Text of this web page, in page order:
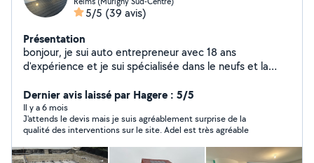
5/5 (39 avis)
Présentation
bonjour, je sui auto entrepreneur avec 18 ans
d'expérience et je sui spécialisée dans le neufs et la
les jours de la semaine, devis et déplacement gratuit et
n'hésite pour plus de renseignements à très bientôt .
Dernier avis laissé par Hagere : 5/5
Il y a 6 mois
J'attends le devis mais je suis agréablement surprise de la
qualité des interventions sur le site. Adel est très agréable